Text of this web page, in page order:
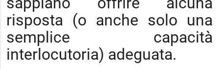
risposta (o anche solo una
semplice capacità
interlocutoria) adeguata.